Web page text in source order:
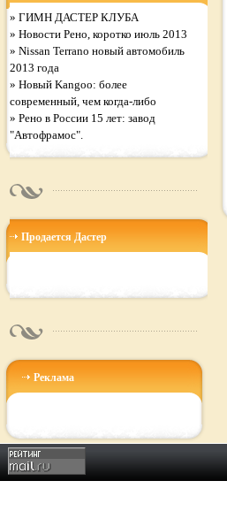
» ГИМН ДАСТЕР КЛУБА
» Новости Рено, коротко июль 2013
» Nissan Terrano новый автомобиль
2013 года
» Новый Kangoo: более
современный, чем когда-либо
» Рено в России 15 лет: завод
"Автофрамос".
Продается Дастер
Реклама